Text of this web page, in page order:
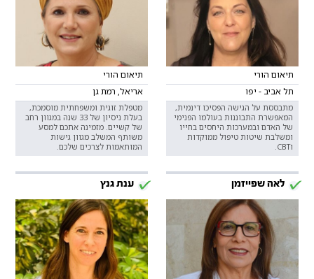
תיאום הורי
תל אביב - יפו
מתבססת על הגישה הפסיכו דינמית,
המאפשרת התבוננות בעולמו הפנימי
של האדם ובמערכות היחסים בחייו
ומשלבת שיטות טיפול ממוקדות
וCBT.
תיאום הורי
אריאל, רמת גן
מטפלת זוגית ומשפחתית מוסמכת,
בעלת ניסיון של 33 שנה במגוון רחב
של קשיים. מזמינה אתכם למסע
משותף המשלב מגוון גישות
המותאמות לצרכים שלכם.
לאה שפייזמן ענת גנץ